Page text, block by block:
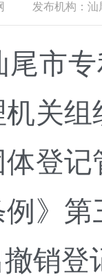
发布机构： 汕
专
关
登
》
销登